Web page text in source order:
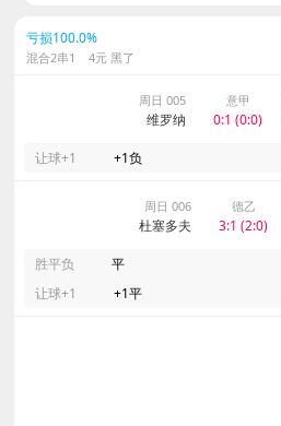
亏损100.0%
混合2串1 4元 黑了
周日 005
维罗纳
意甲
0:1 (0:0)
让球+1 +1负
周日 006
杜塞多夫
德乙
3:1 (2:0)
胜平负
平
让球+1
+1平